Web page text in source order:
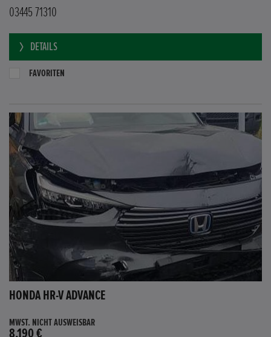
03445 71310
DETAILS
FAVORITEN
HONDA HR-V ADVANCE
MWST. NICHT AUSWEISBAR
8.190 €